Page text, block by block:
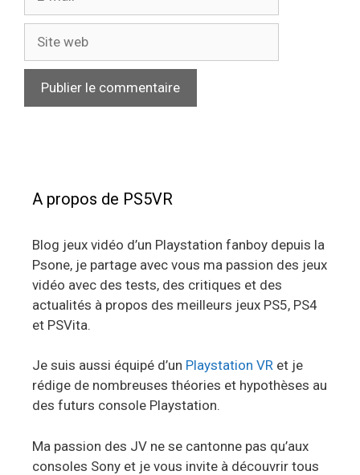
mail
web
A propos de PS5VR
Blog jeux vidéo d’un Playstation fanboy depuis la
Psone, je partage avec vous ma passion des jeux
vidéo avec des tests, des critiques et des
actualités à propos des meilleurs jeux PS5, PS4
et PSVita.
Je suis aussi équipé d’un Playstation VR et je
rédige de nombreuses théories et hypothèses au
des futurs console Playstation.
Ma passion des JV ne se cantonne pas qu’aux
consoles Sony et je vous invite à découvrir tous